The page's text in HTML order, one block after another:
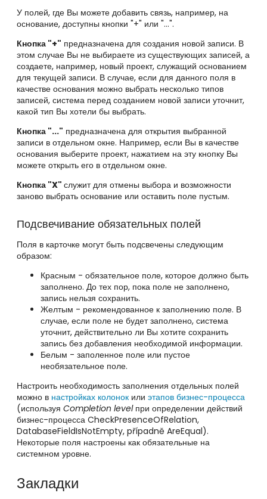
У полей, где Вы можете добавить связь, например, на
основание, доступны кнопки "+" или "...".
Кнопка "+" предназначена для создания новой записи. В
этом случае Вы не выбираете из существующих записей, а
создаете, например, новый проект, служащий основанием
для текущей записи. В случае, если для данного поля в
качестве основания можно выбрать несколько типов
записей, система перед созданием новой записи уточнит,
какой тип Вы хотели бы выбрать.
Кнопка "..." предназначена для открытия выбранной
записи в отдельном окне. Например, если Вы в качестве
основания выберите проект, нажатием на эту кнопку Вы
можете открыть его в отдельном окне.
Кнопка "X" служит для отмены выбора и возможности
заново выбрать основание или оставить поле пустым.
Подсвечивание обязательных полей
Поля в карточке могут быть подсвечены следующим
образом:
Красным - обязательное поле, которое должно быть
заполнено. До тех пор, пока поле не заполнено,
запись нельзя сохранить.
Желтым - рекомендованное к заполнению поле. В
случае, если поле не будет заполнено, система
уточнит, действительно ли Вы хотите сохранить
запись без добавления необходимой информации.
Белым - заполенное поле или пустое
необязательное поле.
Настроить необходимость заполнения отдельных полей
можно в настройках колонок или этапов бизнес-процесса
(используя Completion levelпри определении действий
бизнес-процесса CheckPresenceOfRelation,
DatabaseFieldIsNotEmpty, případně AreEqual).
Некоторые поля настроены как обязательные на
системном уровне.
Закладки